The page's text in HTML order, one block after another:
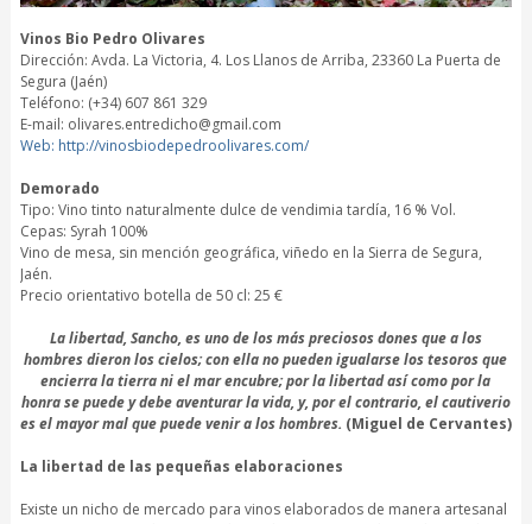
Vinos Bio Pedro Olivares
Dirección: Avda. La Victoria, 4. Los Llanos de Arriba, 23360 La Puerta de
Segura (Jaén)
Teléfono: (+34) 607 861 329
E-mail: olivares.entredicho@gmail.com
Web: http://vinosbiodepedroolivares.com/
Demorado
Tipo: Vino tinto naturalmente dulce de vendimia tardía, 16 % Vol.
Cepas: Syrah 100%
Vino de mesa, sin mención geográfica, viñedo en la Sierra de Segura,
Jaén.
Precio orientativo botella de 50 cl: 25 €
La libertad, Sancho, es uno de los más preciosos dones que a los
hombres dieron los cielos; con ella no pueden igualarse los tesoros que
encierra la tierra ni el mar encubre; por la libertad así como por la
honra se puede y debe aventurar la vida, y, por el contrario, el cautiverio
es el mayor mal que puede venir a los hombres. (Miguel de Cervantes)
La libertad de las pequeñas elaboraciones
Existe un nicho de mercado para vinos elaborados de manera artesanal